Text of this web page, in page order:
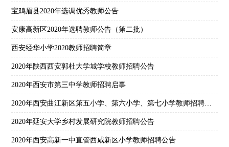
宝鸡眉县2020年选调优秀教师公告
安康高新区2020年选聘教师公告（第二批）
西安经华小学2020教师招聘简章
2020年陕西西安郭杜大学城学校教师招聘公告
2020年西安市第三中学教师招聘启事
2020年西安曲江新区第五小学、第六小学、第七小学教师招聘公告
2020年延安大学乡村发展研究院教师招聘公告
2020年西安高新一中直管西咸新区小学教师招聘公告